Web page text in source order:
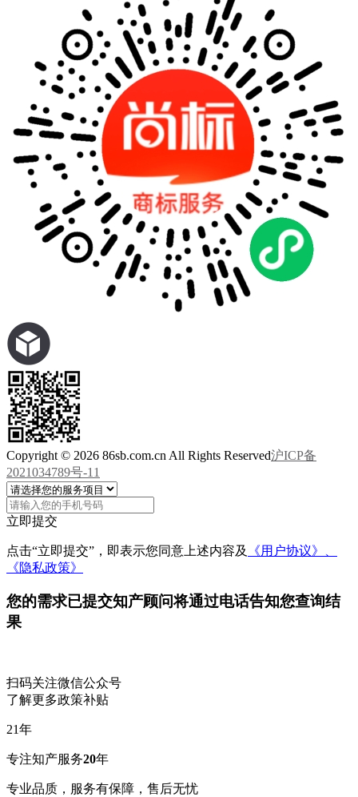
Copyright © 2026 86sb.com.cn All Rights Reserved沪ICP备
2021034789号-11
立即提交
点击“立即提交”，即表示您同意上述内容及
《用户协议》、
《隐私政策》
您的需求已提交知产顾问将通过电话告知您查询结
果
扫码关注微信公众号
了解更多政策补贴
21年
专注知产服务20年
专业品质，服务有保障，售后无忧